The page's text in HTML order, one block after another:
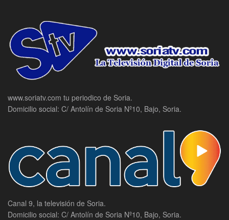
www.soriatv.com tu periodico de Soria.
Domicilio social: C/ Antolín de Soria Nº10, Bajo, Soria.
Canal 9, la televisión de Soria.
Domicilio social: C/ Antolín de Soria Nº10, Bajo, Soria.